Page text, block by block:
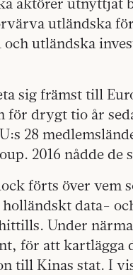
utländska
utländska
sig främst till
drygt tio år
28
2016 nådde de
förts över vem
data-
Under
för att kartlägga
till Kinas stat. I